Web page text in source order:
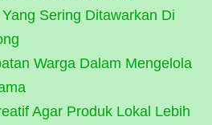
Sering Ditawarkan Di
Warga Dalam Mengelola
Agar Produk Lokal Lebih